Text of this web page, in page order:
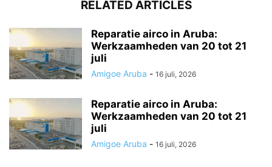
RELATED ARTICLES
Reparatie airco in Aruba:
Werkzaamheden van 20 tot 21
juli
Amigoe Aruba - 16 juli, 2026
Reparatie airco in Aruba:
Werkzaamheden van 20 tot 21
juli
Amigoe Aruba - 16 juli, 2026